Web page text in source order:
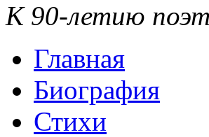
К 90-летию
Главная
Биография
Стихи